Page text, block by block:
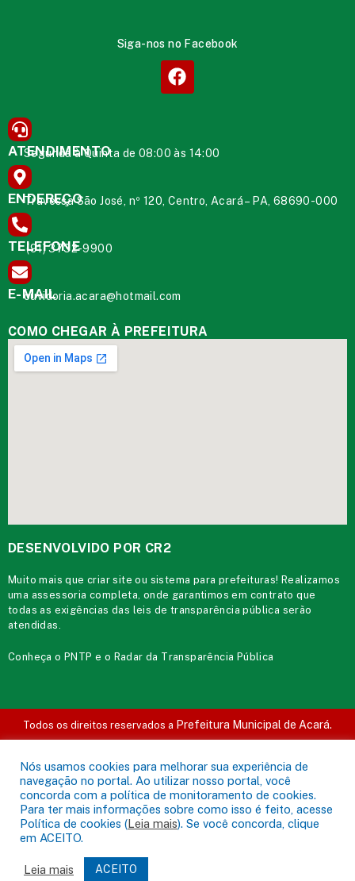
Siga-nos no Facebook
ATENDIMENTO
Segunda à Quinta de 08:00 às 14:00
ENDEREÇO
Travessa São José, nº 120, Centro, Acará – PA, 68690-000
TELEFONE
(91) 3732-9900
E-MAIL
ouvidoria.acara@hotmail.com
COMO CHEGAR À PREFEITURA
DESENVOLVIDO POR CR2
Muito mais quecriar site ou sistema para prefeituras! Realizamos
uma assessoria completa, onde garantimos em contrato que
todas as exigências das leis de transparência pública serão
atendidas.
Conheça oPNTP e o Radar da Transparência Pública
Todos os direitos reservados a Prefeitura Municipal de Acará.
Nós usamos cookies para melhorar sua experiência de
navegação no portal. Ao utilizar nosso portal, você
concorda com a política de monitoramento de cookies.
Para ter mais informações sobre como isso é feito, acesse
Política de cookies (Leia mais). Se você concorda, clique
em ACEITO.
Leia mais ACEITO